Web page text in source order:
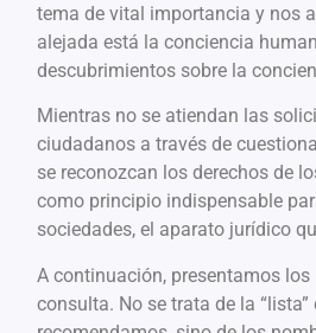
tema de vital importancia y nos
alejada está la conciencia
descubrimientos sobre la
Mientras no se atiendan las
ciudadanos a través de
se reconozcan los derechos de
como principio indispensable
sociedades, el aparato jurídico
A continuación, presentamos los
consulta. No se trata de la